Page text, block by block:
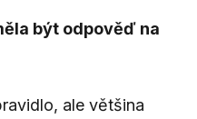
být odpověď na
ale většina